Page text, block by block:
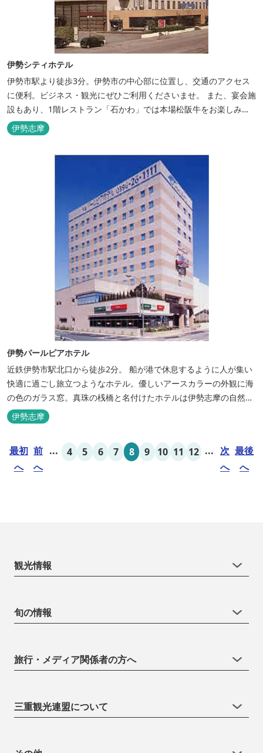
伊勢シティホテル
伊勢市駅より徒歩3分。伊勢市の中心部に位置し、交通のアクセス
に便利。ビジネス・観光にぜひご利用くださいませ。 また、宴会施
設もあり、1階レストラン「石かわ」では本場松阪牛をお楽しみい
ただけます。
伊勢志摩
伊勢パールピアホテル
近鉄伊勢市駅北口から徒歩2分。 船が港で休息するように人が集い
快適に過ごし旅立つようなホテル。優しいアースカラーの外観に海
の色のガラス窓。真珠の桟橋と名付けたホテルは伊勢志摩の自然保
護への思いか省エネルギーへの工夫と設備を備えています。 和食・
イタリアンレストランがございます。 また、宿泊のお客様は途中出
伊勢志摩
最初
へ
前
へ
... 4 5 6 7 8 9 10 11 12 ... 次
へ
最後
へ
観光情報
旬の情報
旅行・メディア関係者の方へ
三重観光連盟について